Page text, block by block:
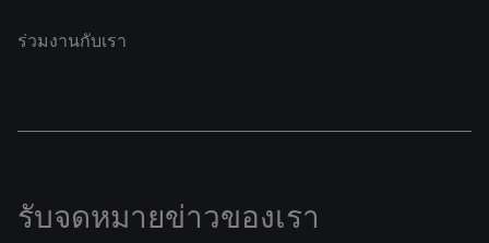
ร่วมงานกับเรา
รับจดหมายข่าวของเรา